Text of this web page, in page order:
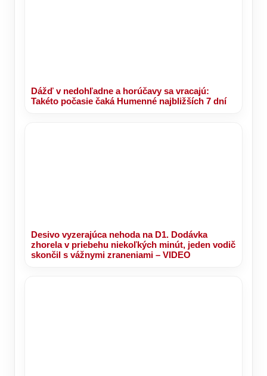
Dážď v nedohľadne a horúčavy sa vracajú:
Takéto počasie čaká Humenné najbližších 7 dní
Desivo vyzerajúca nehoda na D1. Dodávka
zhorela v priebehu niekoľkých minút, jeden vodič
skončil s vážnymi zraneniami – VIDEO